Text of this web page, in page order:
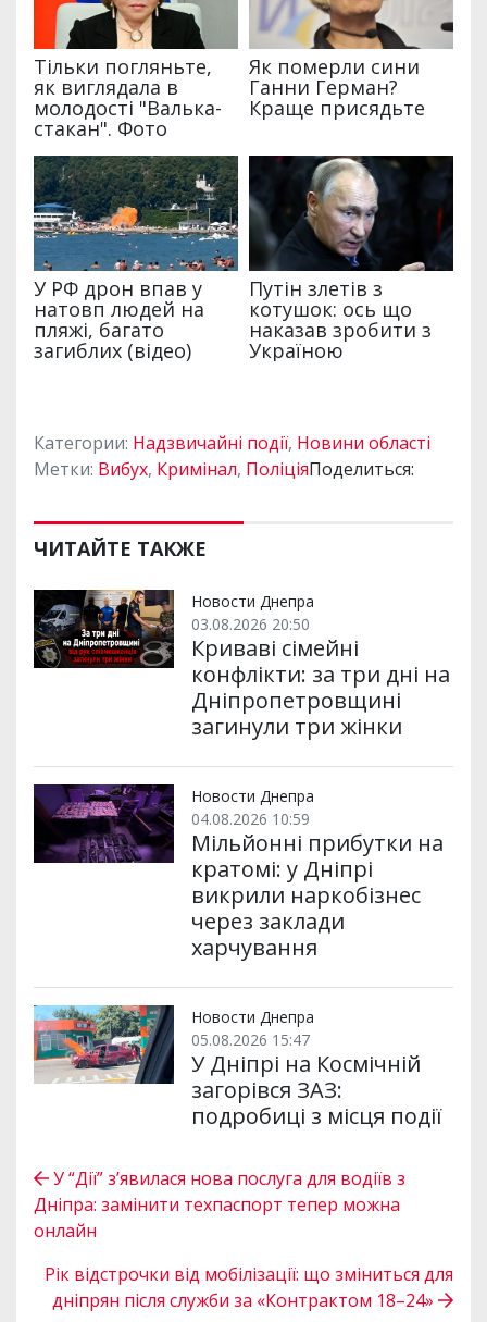
Категории: Надзвичайні події, Новини області
Метки: Вибух, Кримінал, ПоліціяПоделиться:
ЧИТАЙТЕ ТАКЖЕ
Новости Днепра
03.08.2026 20:50
Криваві сімейні
конфлікти: за три дні на
Дніпропетровщині
загинули три жінки
Новости Днепра
04.08.2026 10:59
Мільйонні прибутки на
кратомі: у Дніпрі
викрили наркобізнес
через заклади
харчування
Новости Днепра
05.08.2026 15:47
У Дніпрі на Космічній
загорівся ЗАЗ:
подробиці з місця події
У “Дії” з’явилася нова послуга для водіїв з
Дніпра: замінити техпаспорт тепер можна
онлайн
Рік відстрочки від мобілізації: що зміниться для
дніпрян після служби за «Контрактом 18–24»